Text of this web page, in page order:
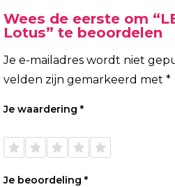
Wees de eerste om
Lotus” te beoordelen
Je e-mailadres wordt niet
velden zijn gemarkeerd met *
Je waardering *
de 5
de 5
de 5
de 5
de 5
Je beoordeling *